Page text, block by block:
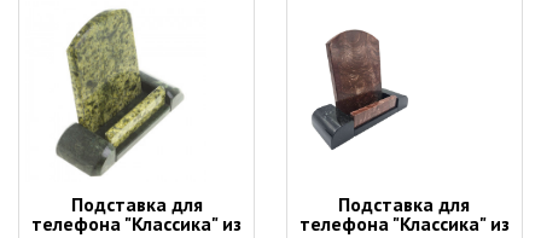
Подставка для
телефона "Классика" из
Подставка для
телефона "Классика" из